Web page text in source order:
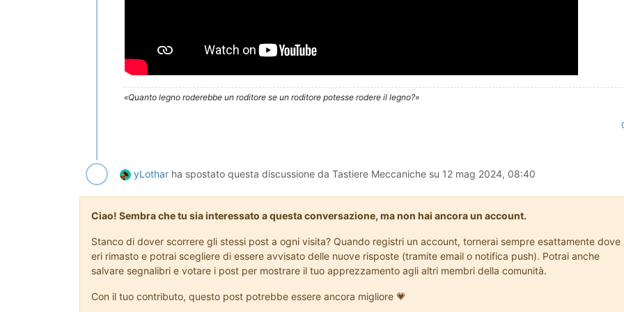
«Quanto legno roderebbe un roditore se un roditore potesse rodere il legno?»
yLothar ha spostato questa discussione da Tastiere Meccaniche su 12 mag 2024, 08:40
Ciao! Sembra che tu sia interessato a questa conversazione, ma non hai ancora un account.
Stanco di dover scorrere gli stessi post a ogni visita? Quando registri un account, tornerai sempre esattamente dove
eri rimasto e potrai scegliere di essere avvisato delle nuove risposte (tramite email o notifica push). Potrai anche
salvare segnalibri e votare i post per mostrare il tuo apprezzamento agli altri membri della comunità.
Con il tuo contributo, questo post potrebbe essere ancora migliore 💗